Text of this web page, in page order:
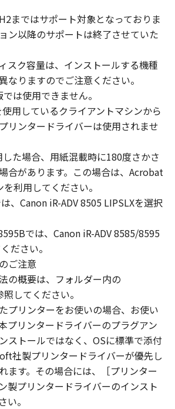
「指定機器」にネットワークを
たコンピューター上で、かかる
の使用者に対して「本ソフトウ
せることができますが、かかる
の使用者に本契約書上の義務お
させるとともに、その履行に関
ことを条件とします。
上記(1)に基づいて「本ソフトウ
るためのバックアップとして、
び(2)に定める場合を除き、キヤ
ノンのライセンサーのいかなる
明示たると黙示たるとを問わ
よってお客様に譲渡あるいは許
はありません。
使用許諾、譲渡、販売、頒
くは貸与その他の方法により、
フトウェア」を使用させること
本ソフトウェア」の全部また
改変、逆コンパイル、逆アセン
バースエンジニアリング等する
ん。また第三者にこのような行
りません。
まではサポート対象となっておりま
ン以降のサポートは終了させていた
スク容量は、インストールする機種
なりますのでご注意ください。
は使用できません。
使用しているクライアントマシンから
リンタードライバーは使用されませ
た場合、用紙混載時に180度さかさ
合があります。この場合は、Acrobat
利用してください。
、Canon iR-ADV 8505 LIPSLXを選択
では、Canon iR-ADV 8585/8595
ださい。
ご注意
の概要は、フォルダー内の
してください。
プリンターをお使いの場合、お使い
プリンタードライバーのプラグアン
ストールではなく、OSに標準で添付
社製プリンタードライバーが優先し
ます。その場合には、［プリンター
製プリンタードライバーのインスト
い。